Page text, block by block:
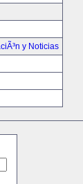
y Noticias